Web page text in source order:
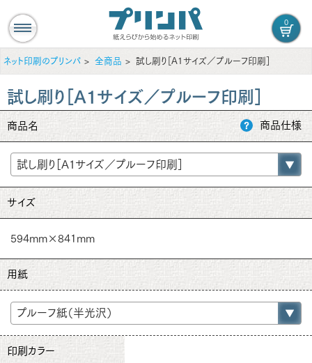
0
ネット印刷のプリンパ 全商品 試し刷り［A1サイズ／プルーフ印刷］
試し刷り［A1サイズ／プルーフ印刷］
商品名 商品仕様
サイズ
594mm×841mm
用紙
印刷カラー